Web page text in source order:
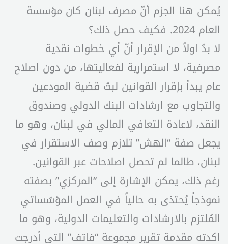
يُمكن هنا الجزم أنّ مصرف لبنان كان مؤسسة
العام 2024. فكيف حصل ذلك؟
لا بدّ اولاً من الإقرار أنّ أي خطوات نقدية
مصرفية، لا استمرارية لفعاليتها، من دون اصلاح
عام يبدأ بإقرار القوانين لبتّ قضية المودعين
والتجاوب مع ارشادات البنك الدولي وصندوق
النقد، لاعادة التعافي المالي في لبنان، وهو ما
يجعل صفة “الهش” تلازم وصف الاستقرار في
لبنان، طالما لم تحصل اصلاحات عبر القوانين.
رغم ذلك، يمكن الإشارة إلى “المركزي” بصفته
نموذجاً يُحتذى به حالياً في العمل المؤسّساتي
المُلتزم بالارشادات والتعليمات الدولية، وهو ما
اكدته مقدمة تقرير مجموعة “فاتف” التي أدرجت